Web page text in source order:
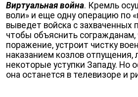
Виртуальная война. Кремль
воли» и еще одну операцию по
выведет войска с
чтобы объяснить согражданам,
поражение, устроит чистку
наказанием козлов
некоторые уступки Западу. Но
она останется в телевизоре и